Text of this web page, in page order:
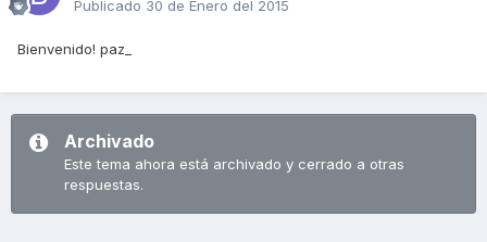
Publicado 30 de Enero del 2015
Bienvenido! paz_
Archivado
Este tema ahora está archivado y cerrado a otras
respuestas.